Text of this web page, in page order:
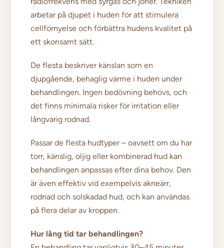
arbetar på djupet i huden för att stimulera
cellförnyelse och förbättra hudens kvalitet på
ett skonsamt sätt.
De flesta beskriver känslan som en
djupgående, behaglig värme i huden under
behandlingen. Ingen bedövning behövs, och
det finns minimala risker för irritation eller
långvarig rodnad.
Passar de flesta hudtyper – oavsett om du har
torr, känslig, oljig eller kombinerad hud kan
behandlingen anpassas efter dina behov. Den
är även effektiv vid exempelvis akneärr,
rodnad och solskadad hud, och kan användas
på flera delar av kroppen.
Hur lång tid tar behandlingen?